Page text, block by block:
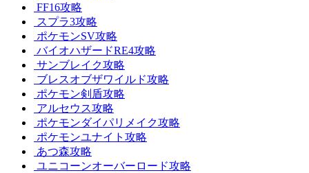
FF16攻略
スプラ3攻略
ポケモンSV攻略
バイオハザードRE4攻略
サンブレイク攻略
ブレスオブザワイルド攻略
ポケモン剣盾攻略
アルセウス攻略
ポケモンダイパリメイク攻略
ポケモンユナイト攻略
あつ森攻略
ユニコーンオーバーロード攻略